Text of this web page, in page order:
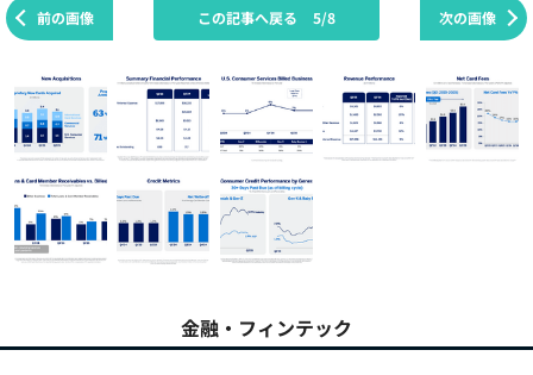
前の画像 次の画像
この記事へ戻る 5/8
金融・フィンテック